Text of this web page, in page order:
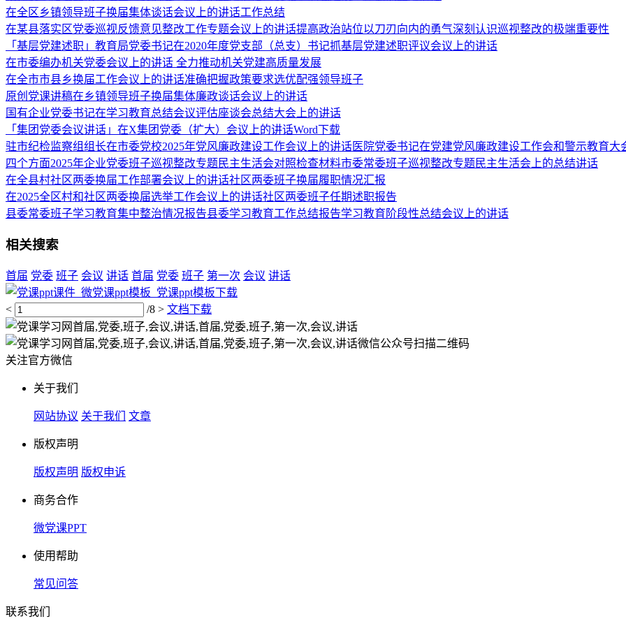
在全区乡镇领导班子换届集体谈话会议上的讲话工作总结
在某县落实区党委巡视反馈意见整改工作专题会议上的讲话提高政治站位以刀刃向内的勇气深刻认识巡视整改的极端重要性
「基层党建述职」教育局党委书记在2020年度党支部（总支）书记抓基层党建述职评议会议上的讲话
在市委编办机关党委会议上的讲话 全力推动机关党建高质量发展
在全市市县乡换届工作会议上的讲话准确把握政策要求选优配强领导班子
原创党课讲稿在乡镇领导班子换届集体廉政谈话会议上的讲话
国有企业党委书记在学习教育总结会议评估座谈会总结大会上的讲话
「集团党委会议讲话」在X集团党委（扩大）会议上的讲话Word下载
驻市纪检监察组组长在市委党校2025年党风廉政建设工作会议上的讲话医院党委书记在党建党风廉政建设工作会和警示教育大
四个方面2025年企业党委班子巡视整改专题民主生活会对照检查材料市委常委班子巡视整改专题民主生活会上的总结讲话
在全县村社区两委换届工作部署会议上的讲话社区两委班子换届履职情况汇报
在2025全区村和社区两委换届选举工作会议上的讲话社区两委班子任期述职报告
县委常委班子学习教育集中整治情况报告县委学习教育工作总结报告学习教育阶段性总结会议上的讲话
相关搜索
首届 党委 班子 会议 讲话 首届 党委 班子 第一次 会议 讲话
< /8 > 文档下载
扫描二维码
关注官方微信
关于我们
网站协议 关于我们 文章
版权声明
版权声明 版权申诉
商务合作
微党课PPT
使用帮助
常见问答
联系我们